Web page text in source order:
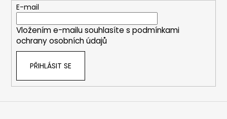
E-mail
Vložením e-mailu souhlasíte s podmínkami
ochrany osobních údajů
PŘIHLÁSIT SE